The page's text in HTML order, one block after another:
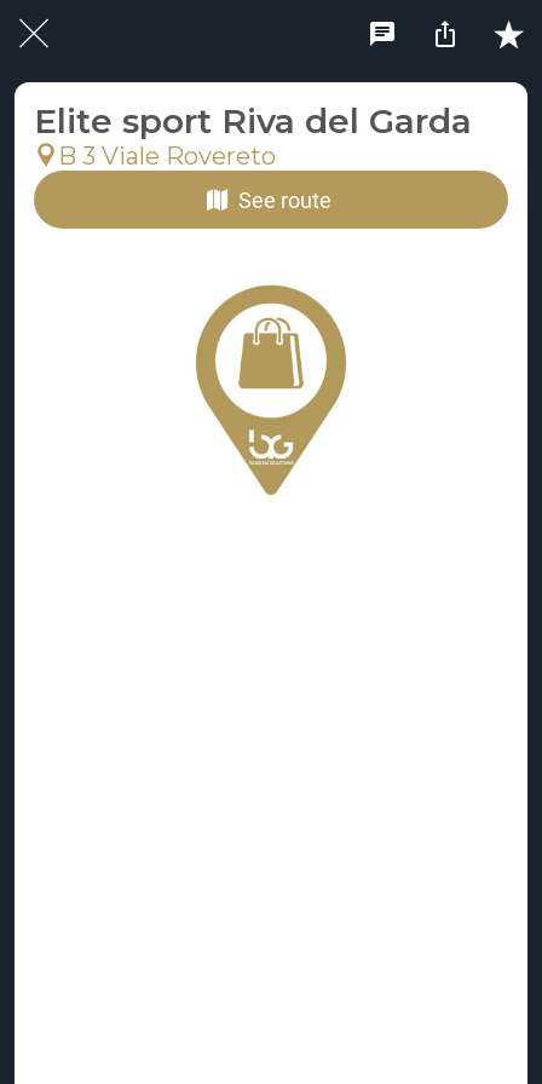
Elite sport Riva del Garda
B 3 Viale Rovereto
See route